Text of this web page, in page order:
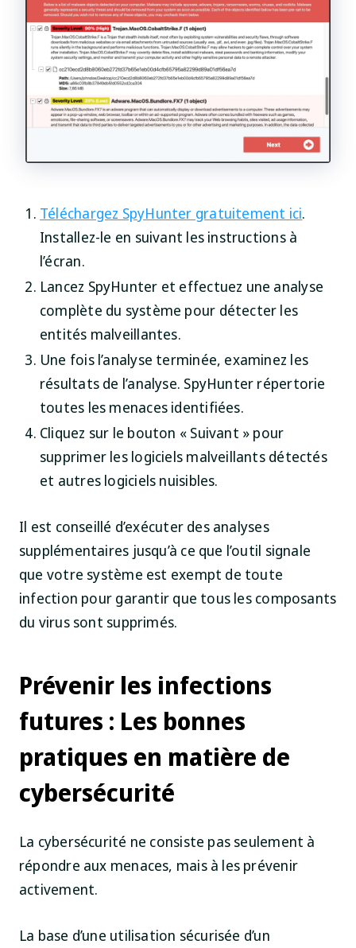
Téléchargez SpyHunter gratuitement ici.
Installez-le en suivant les instructions à
l’écran.
Lancez SpyHunter et effectuez une analyse
complète du système pour détecter les
entités malveillantes.
Une fois l’analyse terminée, examinez les
résultats de l’analyse. SpyHunter répertorie
toutes les menaces identifiées.
Cliquez sur le bouton « Suivant » pour
supprimer les logiciels malveillants détectés
et autres logiciels nuisibles.
Il est conseillé d’exécuter des analyses
supplémentaires jusqu’à ce que l’outil signale
que votre système est exempt de toute
infection pour garantir que tous les composants
du virus sont supprimés.
Prévenir les infections
futures : Les bonnes
pratiques en matière de
cybersécurité
La cybersécurité ne consiste pas seulement à
répondre aux menaces, mais à les prévenir
activement.
La base d’une utilisation sécurisée d’un